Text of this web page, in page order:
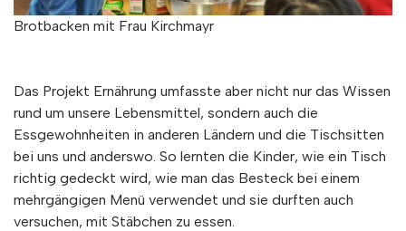
Brotbacken mit Frau Kirchmayr
Das Projekt Ernährung umfasste aber nicht nur das Wissen
rund um unsere Lebensmittel, sondern auch die
Essgewohnheiten in anderen Ländern und die Tischsitten
bei uns und anderswo. So lernten die Kinder, wie ein Tisch
richtig gedeckt wird, wie man das Besteck bei einem
mehrgängigen Menü verwendet und sie durften auch
versuchen, mit Stäbchen zu essen.